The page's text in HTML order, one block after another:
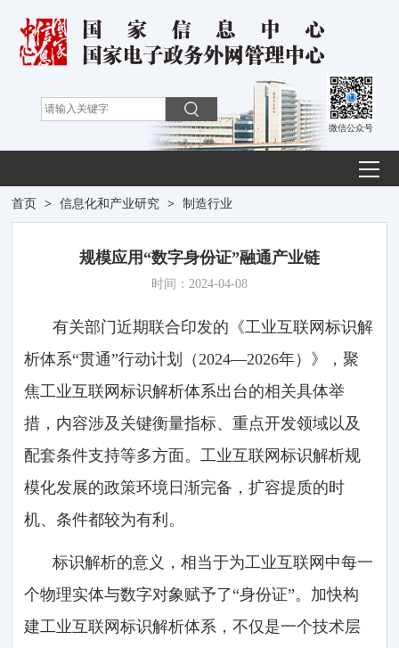
微信公众号
首页 > 信息化和产业研究 > 制造行业
规模应用“数字身份证”融通产业链
时间：2024-04-08
有关部门近期联合印发的《工业互联网标识解
析体系“贯通”行动计划（2024—2026年）》，聚
焦工业互联网标识解析体系出台的相关具体举
措，内容涉及关键衡量指标、重点开发领域以及
配套条件支持等多方面。工业互联网标识解析规
模化发展的政策环境日渐完备，扩容提质的时
机、条件都较为有利。
标识解析的意义，相当于为工业互联网中每一
个物理实体与数字对象赋予了“身份证”。加快构
建工业互联网标识解析体系，不仅是一个技术层